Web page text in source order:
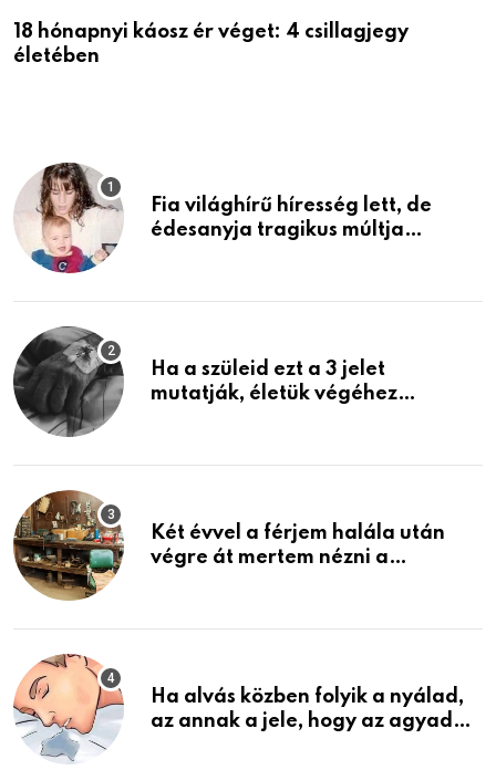
18 hónapnyi káosz ér véget: 4 csillagjegy
életében
Fia világhírű híresség lett, de
édesanyja tragikus múltja
Ha a szüleid ezt a 3 jelet
mutatják, életük végéhez
Két évvel a férjem halála után
végre át mertem nézni a
életemet
Ha alvás közben folyik a nyálad,
az annak a jele, hogy az agyad…